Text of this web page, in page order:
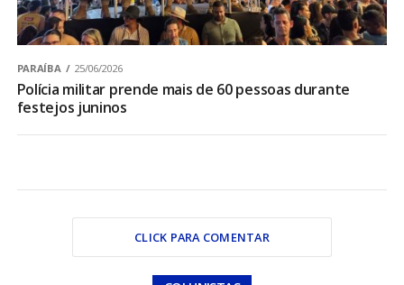
PARAÍBA 25/06/2026
Polícia militar prende mais de 60 pessoas durante
festejos juninos
CLICK PARA COMENTAR